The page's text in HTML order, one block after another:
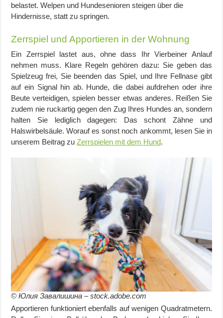
belastet. Welpen und Hundesenioren steigen über die
Hindernisse, statt zu springen.
Zerrspiel und Apportieren in der Wohnung
Ein Zerrspiel lastet aus, ohne dass Ihr Vierbeiner Anlauf
nehmen muss. Klare Regeln gehören dazu: Sie geben das
Spielzeug frei, Sie beenden das Spiel, und Ihre Fellnase gibt
auf ein Signal hin ab. Hunde, die dabei aufdrehen oder ihre
Beute verteidigen, spielen besser etwas anderes. Reißen Sie
zudem nie ruckartig gegen den Zug Ihres Hundes an, sondern
halten Sie lediglich dagegen: Das schont Zähne und
Halswirbelsäule. Worauf es sonst noch ankommt, lesen Sie in
unserem Beitrag zuZerrspielen mit dem Hund.
© Юлия Завалишина – stock.adobe.com
Apportieren funktioniert ebenfalls auf wenigen Quadratmetern.